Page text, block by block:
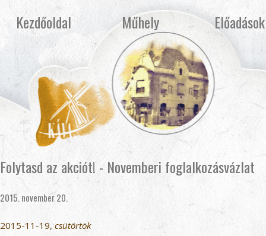
Kezdőoldal Műhely Előadások
Folytasd az akciót! - Novemberi foglalkozásvázlat
2015. november 20.
2015-11-19,csütörtök